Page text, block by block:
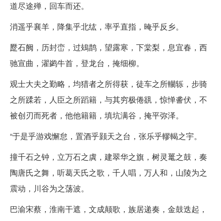
道尽途殚，回车而还。
消遥乎襄羊，降集乎北纮，率乎直指，晻乎反乡。
蹷石阙，历封峦，过鳷鹊，望露寒，下棠梨，息宜春，西
驰宣曲，濯鹢牛首，登龙台，掩细柳。
观士大夫之勤略，均猎者之所得获，徒车之所轥轹，步骑
之所蹂若，人臣之所蹈籍，与其穷极倦谻，惊惮詟伏，不
被创刃而死者，他他籍籍，填坑满谷，掩平弥泽。
“于是乎游戏懈怠，置酒乎颢天之台，张乐乎轇輵之宇。
撞千石之钟，立万石之虡，建翠华之旗，树灵鼍之鼓，奏
陶唐氏之舞，听葛天氏之歌，千人唱，万人和，山陵为之
震动，川谷为之荡波。
巴渝宋蔡，淮南干遮，文成颠歌，族居递奏，金鼓迭起，